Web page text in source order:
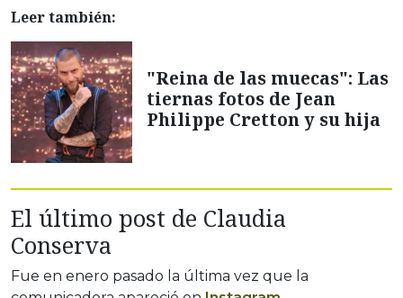
Leer también:
"Reina de las muecas": Las
tiernas fotos de Jean
Philippe Cretton y su hija
El último post de Claudia
Conserva
Fue en enero pasado la última vez que la